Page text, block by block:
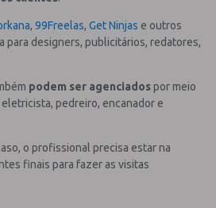
, 99Freelas, Get Ninjas e outros
para designers, publicitários, redatores,
podem ser agenciadospor meio
pedreiro, encanador e
o profissional precisa estar na
finais para fazer as visitas